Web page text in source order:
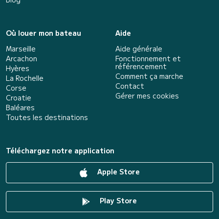
Où louer mon bateau
Marseille
Arcachon
Hyères
La Rochelle
Corse
Croatie
Baléares
Toutes les destinations
Aide
Aide générale
Fonctionnement et
référencement
Comment ça marche
Contact
Gérer mes cookies
Téléchargez notre application
Apple Store
Play Store